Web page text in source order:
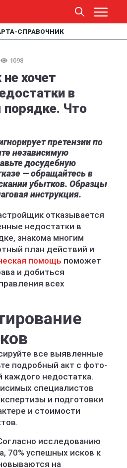
СПРАВОЧНИК
1098
хочет
в
Что
претензии по
независимую
досудебную
— обращайтесь в
убытков. Образцы
инструкция.
отказывается
недостатки в
знакома многим
план действий и
помощь поможет
и добиться
всех
все выявленные
подробный акт с фото-
каждого недостатка.
специалистов
и подготовки
и стоимости
исследованию
70% успешных исков к
на